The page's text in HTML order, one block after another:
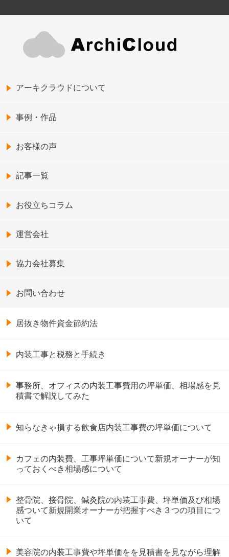
アーキクラウドについて
事例・作品
お客様の声
記事一覧
お役立ちコラム
運営会社
協力会社募集
お問い合わせ
居抜き物件資金節約法
内装工事と税務と手続き
事務所、オフィスの内装工事費用の坪単価、相場感を見
積書で解説してみた
知らなきゃ損する飲食店内装工事費の坪単価について
カフェの内装費、工事坪単価について新規オーナーが知
っておくべき相場感について
整骨院、接骨院、鍼灸院の内装工事費、坪単価及び相場
感ついて新規開業オーナーが把握すべき３つの項目につ
いて
美容院の内装工事費や坪単価をを見積書を見ながら理解